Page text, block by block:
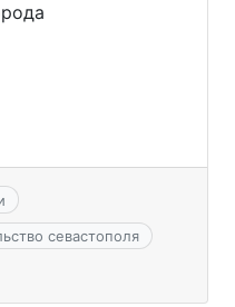
севастополя